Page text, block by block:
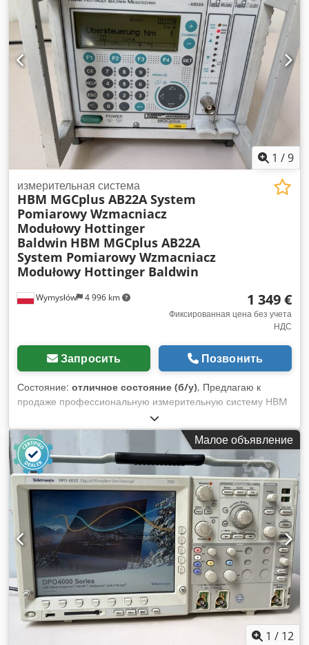
LeCroy • Модель: WaveJet 354A • Полоса пропускания: 500
МГц • Частота дискретизации: 2 ГГц • 4 аналоговых канала
• Порт USB • Встроенная транспортировочная ручка •
Питание: 90–264 В переменного тока, 47–63 Гц Состояние:
• Б/у, в хорошем внешнем состоянии, с обычными следами
эксплуатации. Chodpfx Ahszru Sijlsa • Устройство
включается и работает исправно – дисплей функционирует,
что видно на фотографиях.
1 /9
Wymysłów 4 996 km
измерительная система
HBM MGCplus AB22A System
Pomiarowy Wzmacniacz
Modułowy Hottinger
Baldwin HBM MGCplus AB22A
System Pomiarowy Wzmacniacz
Modułowy Hottinger Baldwin
1 349 €
Фиксированная цена без учета
НДС
Запросить Позвонить
Состояние: отличное состояние (б/у), Предлагаю к
продаже профессиональную измерительную систему HBM
MGCplus производства компании Hottinger Baldwin
Messtechnik (HBM). Это высококлассный модульный
измерительный усилитель, который используется в
исследовательских лабораториях, в промышленности, а
также на испытательных стендах для сбора и анализа
сигналов от датчиков. Устройство оснащено панелью
управления с ЖК-дисплеем и установленными
измерительными модулями. Продаваемый экземпляр был
демонтирован с промышленной установки. Характеристики:
• Производитель: HBM – Hottinger Baldwin Messtechnik •
Модель: MGCplus • Блок управления: AB22A •
Установленные модули: Csdszru Rrspfx Ahljha ML60B BL01
(2 шт.) AP17 SY03 • Питание: 115–230 В переменного тока,
50–60 Гц • Максимальное потребление мощности: 300 ВА
Состояние: • Б/у. • Внешний вид соответствует
фотографиям – имеются обычные следы эксплуатации.
Малое объявление
1 / 12